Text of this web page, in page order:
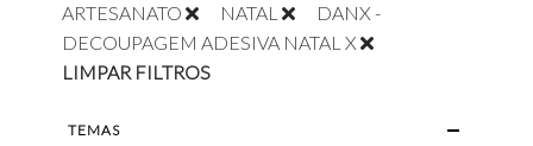
ARTESANATO NATAL
DANX -
DECOUPAGEM ADESIVA NATAL X
LIMPAR FILTROS
TEMAS